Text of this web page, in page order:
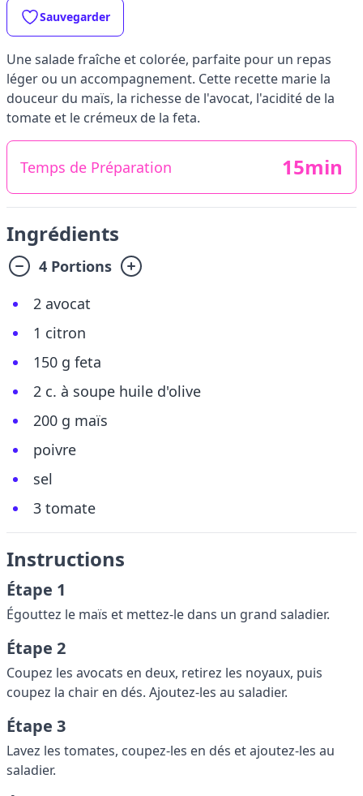
Sauvegarder
Une salade fraîche et colorée, parfaite pour un repas
léger ou un accompagnement. Cette recette marie la
douceur du maïs, la richesse de l'avocat, l'acidité de la
tomate et le crémeux de la feta.
Temps de Préparation 15min
Ingrédients
4 Portions
2 avocat
1 citron
150 g feta
2 c. à soupe huile d'olive
200 g maïs
poivre
sel
3 tomate
Instructions
Étape 1
Égouttez le maïs et mettez-le dans un grand saladier.
Étape 2
Coupez les avocats en deux, retirez les noyaux, puis
coupez la chair en dés. Ajoutez-les au saladier.
Étape 3
Lavez les tomates, coupez-les en dés et ajoutez-les au
saladier.